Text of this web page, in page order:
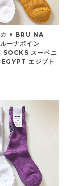
× BRU NA
ーナボイン
スーベニ
エジプト